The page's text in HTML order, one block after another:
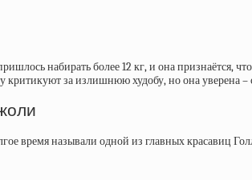
набирать более 12 кг, и она признаётся,
критикуют за излишнюю худобу, но она уверена –
время называли одной из главных красавиц